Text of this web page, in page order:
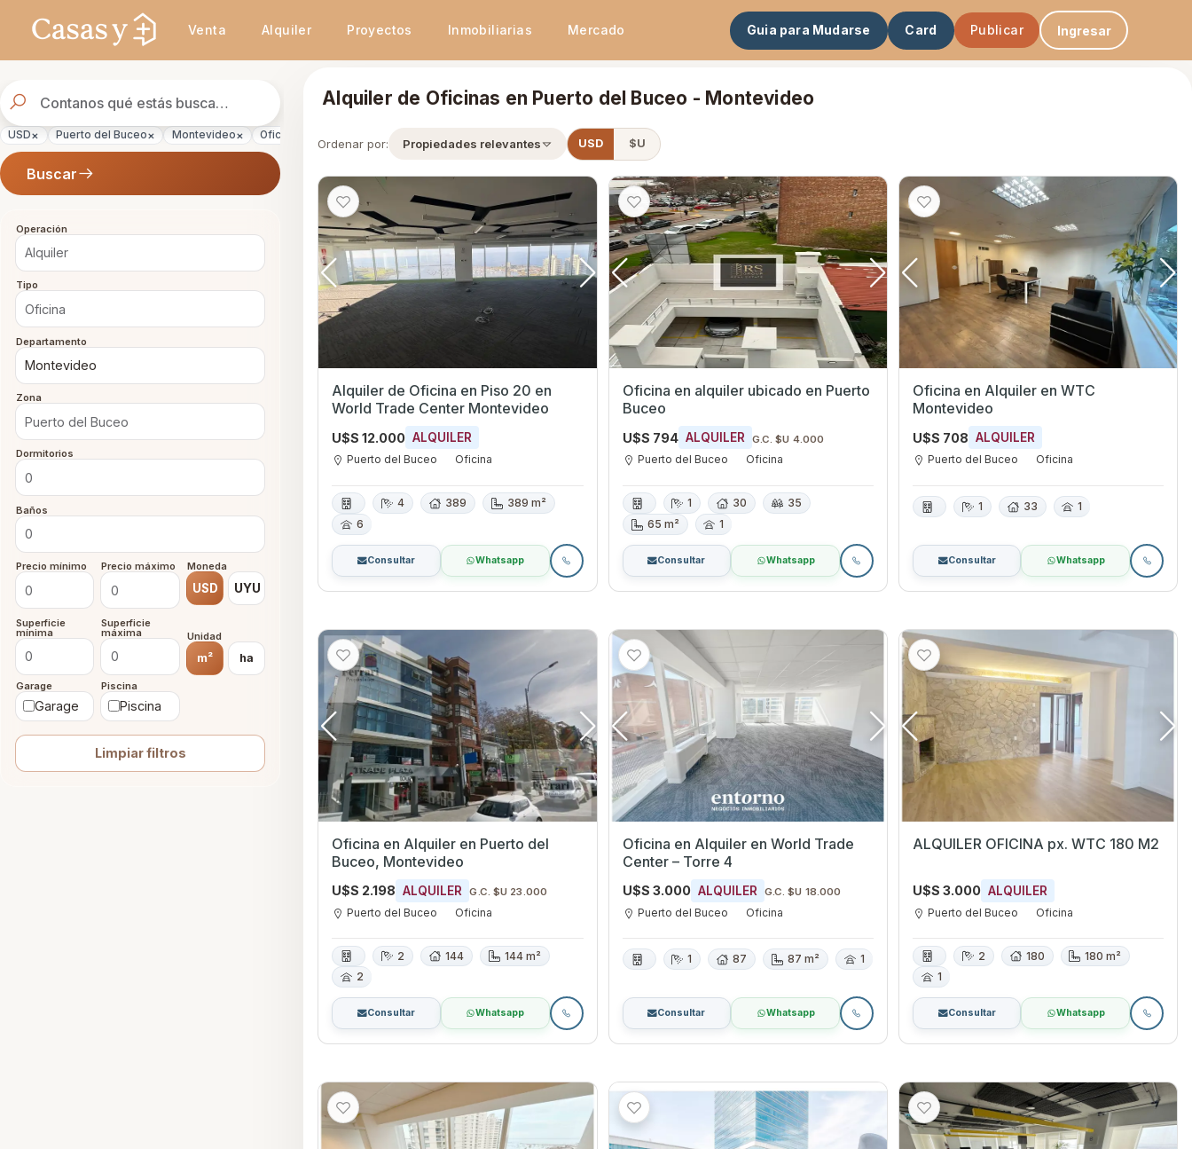
Venta Alquiler Proyectos Inmobiliarias Mercado Guia para Mudarse Card Publicar Ingresar
de
propiedades
USD× Puerto del Buceo× Montevideo× Oficina
Buscar
Operación
Tipo
Departamento
Zona
Dormitorios
Baños
Precio mínimo Precio máximo Moneda
USD UYU
Superficie
mínima
Superficie
máxima Unidad
m² ha
Garage
Garage
Piscina
Piscina
Limpiar filtros
Alquiler de Oficinas en Puerto del Buceo - Montevideo
Ordenar por: Propiedades relevantes USD $U
Alquiler de Oficina en Piso 20 en
World Trade Center Montevideo
U$S 12.000 ALQUILER
Puerto del Buceo Oficina
4 389
389 m²
6
Consultar Whatsapp
Oficina en alquiler ubicado en Puerto
Buceo
U$S 794 ALQUILER G.C. $U 4.000
Puerto del Buceo Oficina
1 30
35
65 m²
1
Consultar Whatsapp
Oficina en Alquiler en WTC
Montevideo
U$S 708 ALQUILER
Puerto del Buceo Oficina
1 33 1
Consultar Whatsapp
Oficina en Alquiler en Puerto del
Buceo, Montevideo
U$S 2.198 ALQUILER G.C. $U 23.000
Puerto del Buceo Oficina
2 144
144 m²
2
Consultar Whatsapp
Oficina en Alquiler en World Trade
Center – Torre 4
U$S 3.000 ALQUILER G.C. $U 18.000
Puerto del Buceo Oficina
1 87 87 m² 1
Consultar Whatsapp
ALQUILER OFICINA px. WTC 180 M2
U$S 3.000 ALQUILER
Puerto del Buceo Oficina
2 180
180 m²
1
Consultar Whatsapp